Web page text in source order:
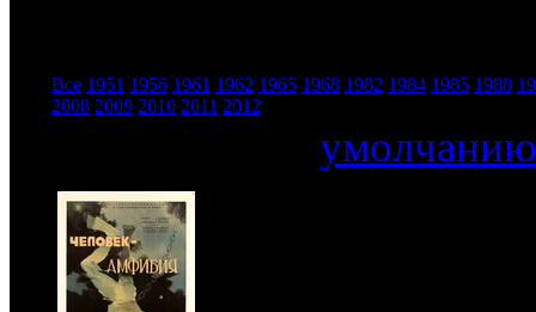
Все 1951 1956 1961 1962 1965 1968 1982 1984 1985 1988
2008 2009 2010 2011 2012
умолчанию